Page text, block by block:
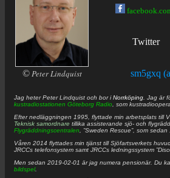
© Peter Lindquist
Twitter
sm5gxq
Jag heterPeter Lindquist och bor iNorrköping . Jag är
kustradiostationen Göteborg Radio , som
Efter nedläggningen 1995, flyttade min arbetsplats till
Teknisk samordnare tillika assisterande sjö- och
Flygräddningscentralen , ”Sweden Rescue”, som
Våren 2014 flyttades min tjänst till Sjöfartsverkets
JRCCs telefonsystem samt JRCCs ledningssystem
Men sedan 2019-02-01 är jag numera pensionär. Du
bildspel.